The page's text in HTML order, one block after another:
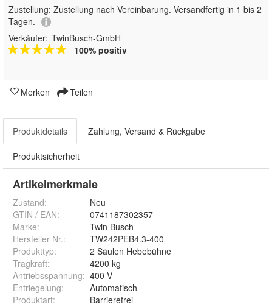
Zustellung: Zustellung nach Vereinbarung. Versandfertig in 1 bis 2
Tagen.
Verkäufer: TwinBusch-GmbH
100% positiv
Merken Teilen
Produktdetails Zahlung, Versand & Rückgabe
Produktsicherheit
Artikelmerkmale
Zustand:
Neu
GTIN / EAN:
0741187302357
Marke:
Twin Busch
Hersteller Nr.:
TW242PEB4.3-400
Produkttyp:
2 Säulen Hebebühne
Tragkraft:
4200 kg
Antriebsspannung: 400 V
Entriegelung:
Automatisch
Produktart: Barrierefrei